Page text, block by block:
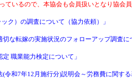
いるので、本協会も会員扱いとなり協会
ク）の調査について（協力依頼）」
切な転嫁の実施状況のフォローアップ調査
職業能力検定について」
(令和7年12月施行分)説明会～労務費に関す